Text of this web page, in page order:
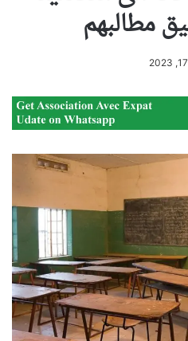
مطالبهم